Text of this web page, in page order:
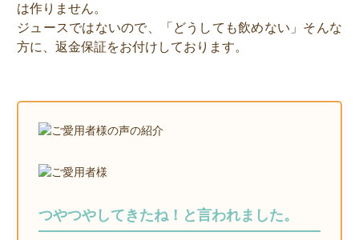
は作りません。
ジュースではないので、「どうしても飲めない」そんな
方に、返金保証をお付けしております。
つやつやしてきたね！と言われました。